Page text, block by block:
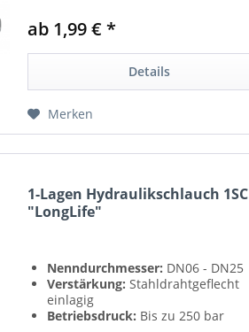
ab 1,99 € *
Details
Merken
1-Lagen Hydraulikschlauch 1SC
"LongLife"
Nenndurchmesser: DN06 - DN25
Verstärkung:Stahldrahtgeflecht
einlagig
Betriebsdruck: Bis zu 250 bar